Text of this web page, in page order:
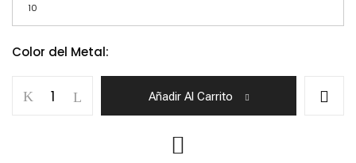
10
Color del Metal:
Resplandor
Añadir Al Carrito